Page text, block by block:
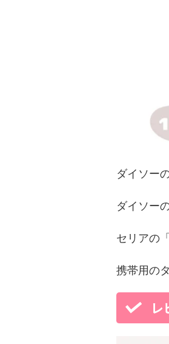
ダイソー
ダイソー
セリアの
携帯用の
レ